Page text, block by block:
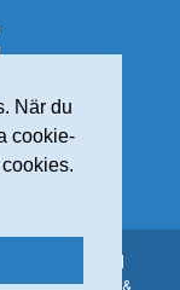
När du
cookie-
reserverade |
Frank &